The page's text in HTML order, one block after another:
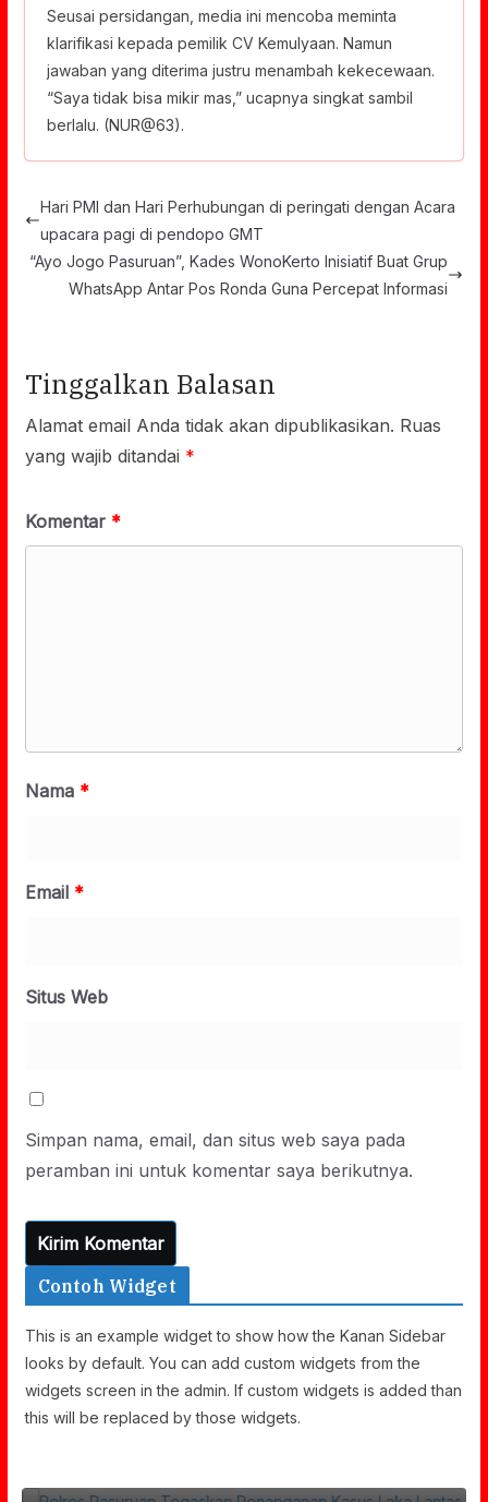
Seusai persidangan, media ini mencoba meminta
klarifikasi kepada pemilik CV Kemulyaan. Namun
jawaban yang diterima justru menambah kekecewaan.
“Saya tidak bisa mikir mas,” ucapnya singkat sambil
berlalu. (NUR@63).
Hari PMI dan Hari Perhubungan di peringati dengan Acara
upacara pagi di pendopo GMT
“Ayo Jogo Pasuruan”, Kades WonoKerto Inisiatif Buat Grup
WhatsApp Antar Pos Ronda Guna Percepat Informasi
Tinggalkan Balasan
Alamat email Anda tidak akan dipublikasikan. Ruas
yang wajib ditandai *
Komentar *
Nama *
Email *
Situs Web
Simpan nama, email, dan situs web saya pada
peramban ini untuk komentar saya berikutnya.
Contoh Widget
This is an example widget to show how the Kanan Sidebar
looks by default. You can add custom widgets from the
widgets screen in the admin. If custom widgets is added than
this will be replaced by those widgets.
Polres Pasuruan Tegaskan Penanganan